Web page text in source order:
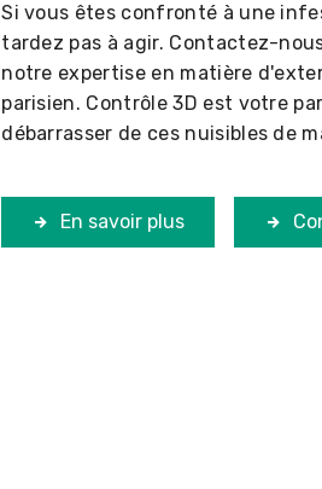
Si vous êtes confronté à une
tardez pas à agir. Contactez-
notre expertise en matière
parisien. Contrôle 3D est votre
débarrasser de ces nuisibles de
En savoir plus